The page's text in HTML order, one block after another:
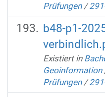
Prüfungen /
b48-p1-
Existiert in
Geoinformation
Prüfungen /